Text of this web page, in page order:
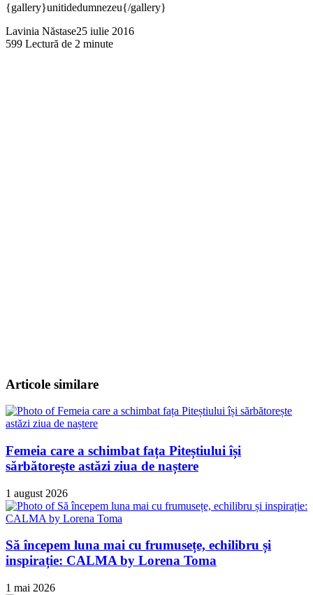
{gallery}unitidedumnezeu{/gallery}
Lavinia Năstase25 iulie 2016
599 Lectură de 2 minute
Articole similare
Femeia care a schimbat fața Piteștiului își
sărbătorește astăzi ziua de naștere
1 august 2026
Să începem luna mai cu frumusețe, echilibru și
inspirație: CALMA by Lorena Toma
1 mai 2026